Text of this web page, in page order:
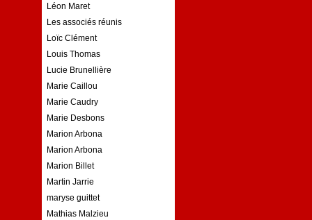
Léon Maret
Les associés réunis
Loïc Clément
Louis Thomas
Lucie Brunellière
Marie Caillou
Marie Caudry
Marie Desbons
Marion Arbona
Marion Arbona
Marion Billet
Martin Jarrie
maryse guittet
Mathias Malzieu